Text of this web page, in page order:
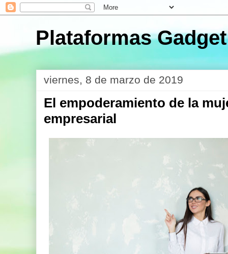
Plataformas Gadget
viernes, 8 de marzo de 2019
El empoderamiento de la
empresarial